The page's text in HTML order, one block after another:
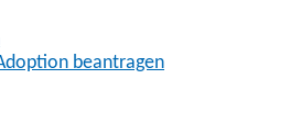
beantragen